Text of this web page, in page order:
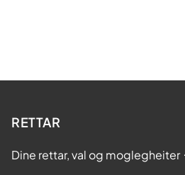
RETTAR
Dine rettar, val og moglegheiter